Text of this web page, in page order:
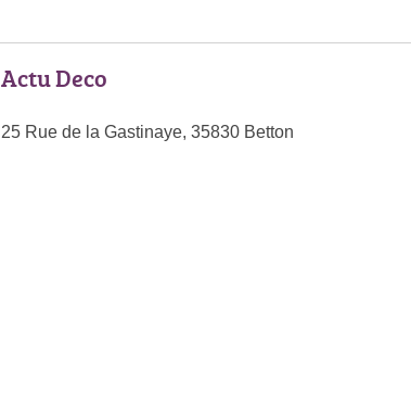
Actu Deco
25 Rue de la Gastinaye, 35830 Betton